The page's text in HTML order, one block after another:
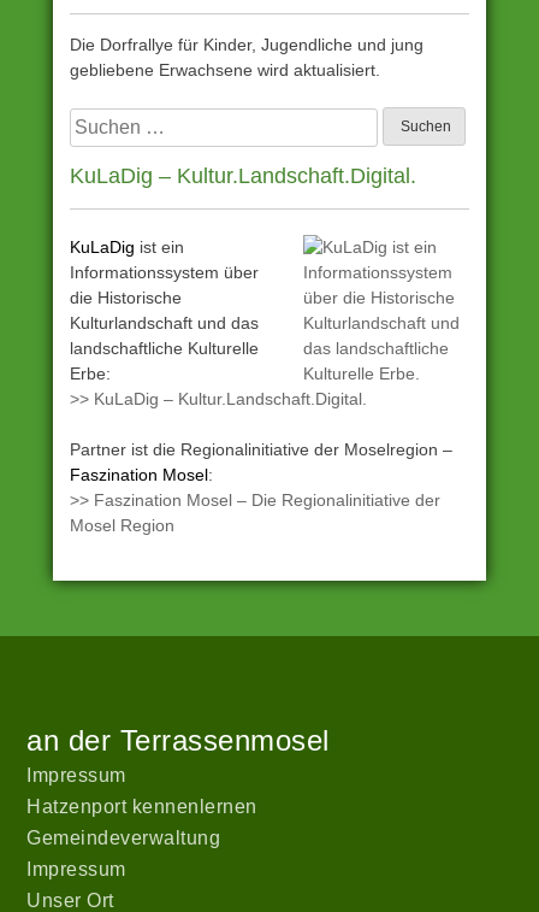
Die Dorfrallye für Kinder, Jugendliche und jung
gebliebene Erwachsene wird aktualisiert.
Suchen
nach:
KuLaDig – Kultur.Landschaft.Digital.
KuLaDig ist ein
Informationssystem über
die Historische
Kulturlandschaft und das
landschaftliche Kulturelle
Erbe:
>> KuLaDig – Kultur.Landschaft.Digital.
Partner ist die Regionalinitiative der Moselregion –
Faszination Mosel:
>> Faszination Mosel – Die Regionalinitiative der
Mosel Region
|
Theme:
Stefan
Barth.
an der Terrassenmosel
Impressum
Hatzenport kennenlernen
Gemeindeverwaltung
Impressum
Unser Ort